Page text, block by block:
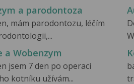
a parodontoza
mám parodontozu, léčím
a Wobenzym
jsem 7 den po operaci
kotníku užívám...